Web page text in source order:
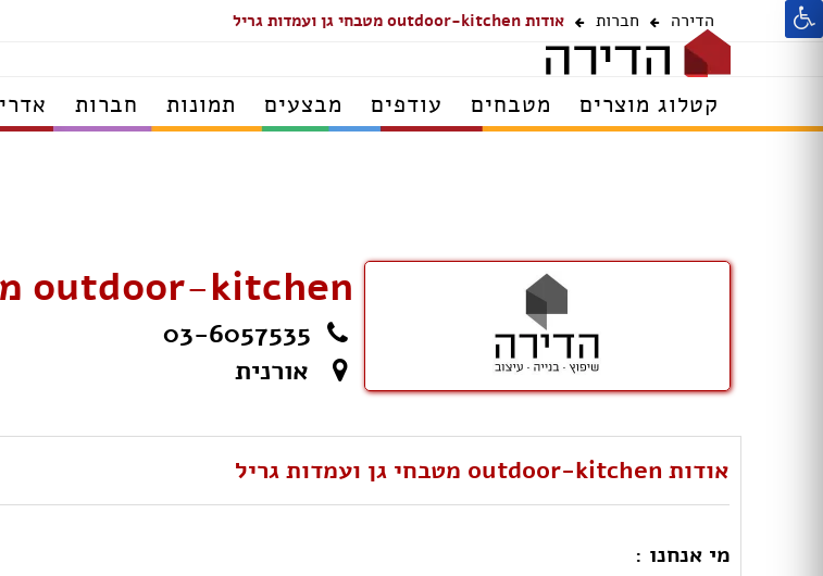
הדירה חברות אודות outdoor-kitchen מטבחי גן ועמדות גריל
קטלוג מוצרים מטבחים עודפים מבצעים תמונות חברות
outdoor-kitchen מטבחי גן ועמדות גריל
03-6057535
אורנית
אודות outdoor-kitchen מטבחי גן ועמדות גריל
מי אנחנו :